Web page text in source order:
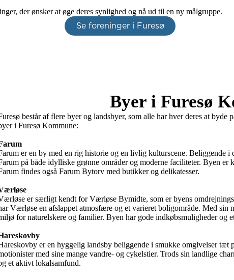
der ønsker at øge deres synlighed og nå ud til en ny målgruppe.
Se foreninger i Furesø
Byer i Furesø
består af flere byer og landsbyer, som alle har hver deres at
i Furesø Kommune:
er en by med en rig historie og en livlig kulturscene. Beliggende
på både idylliske grønne områder og moderne faciliteter. Byen
findes også Farum Bytorv med butikker og delikatesser.
er særligt kendt for Værløse Bymidte, som er byens
Værløse en afslappet atmosfære og et varieret boligområde. Med
for naturelskere og familier. Byen har gode indkøbsmuligheder og
er en hyggelig landsby beliggende i smukke omgivelser
med sine mange vandre- og cykelstier. Trods sin landlige
et aktivt lokalsamfund.